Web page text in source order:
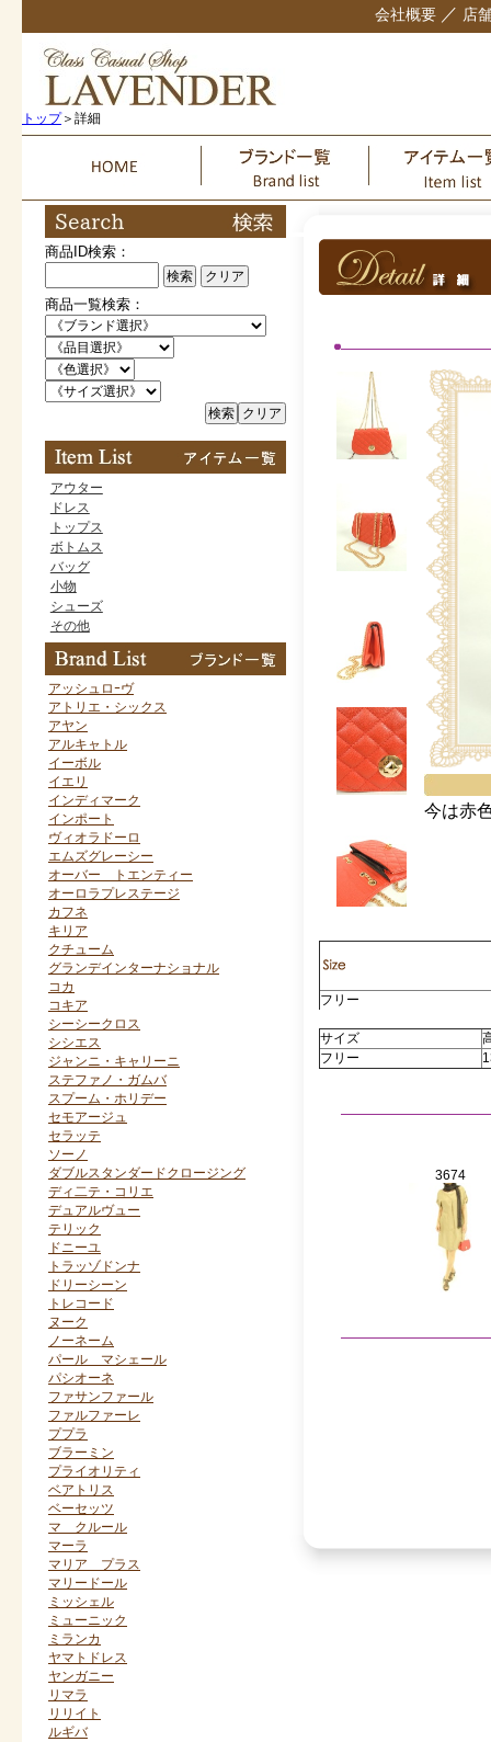
会社概要 ／ 店
トップ＞詳細
商品ID検索：
検索 クリア
商品一覧検索：
クリア
検索
アウター
ドレス
トップス
ボトムス
バッグ
小物
シューズ
その他
アッシュロｰヴ
アトリエ・シックス
アヤン
アルキャトル
イーボル
イエリ
インディマーク
インポート
ヴィオラドーロ
エムズグレーシー
オーバー トエンティー
オーロラプレステージ
カフネ
キリア
クチューム
グランデインターナショナル
コカ
コキア
シーシークロス
シシエス
ジャンニ・キャリーニ
ステファノ・ガムバ
スプーム・ホリデー
セモアージュ
セラッテ
ソーノ
ダブルスタンダードクロージング
ディ二テ・コリエ
デュアルヴュー
テリック
ドニーユ
トラッゾドンナ
ドリーシーン
トレコード
ヌーク
ノーネーム
パール マシェール
パシオーネ
ファサンファール
ファルファーレ
ププラ
ブラーミン
プライオリティ
ベアトリス
ベーセッツ
マ クルール
マーラ
マリア プラス
マリードール
ミッシェル
ミューニック
ミランカ
ヤマトドレス
ヤンガニー
リマラ
リリイト
ルギバ
今は赤
フリー
サイズ
フリー
3674